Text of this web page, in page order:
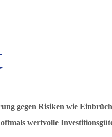
gegen Risiken wie
wertvolle